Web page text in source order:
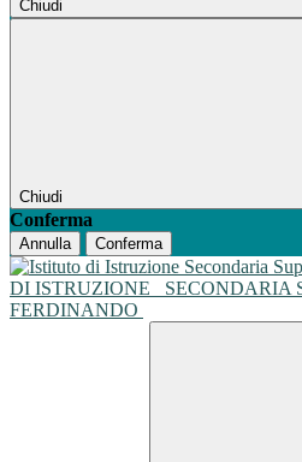
Chiudi
Chiudi
Conferma
Annulla Conferma
DI ISTRUZIONE
SECONDARIA
FERDINANDO